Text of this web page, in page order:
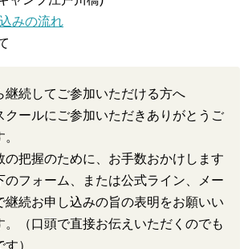
みの流れ
継続してご参加いただける方へ
クールにご参加いただきありがとうご
の把握のために、お手数おかけします
のフォーム、または公式ライン、メー
継続お申し込みの旨の表明をお願いい
。（口頭で直接お伝えいただくのでも
）